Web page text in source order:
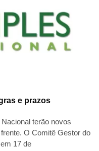
e prazos
terão novos
O Comitê Gestor do
17 de